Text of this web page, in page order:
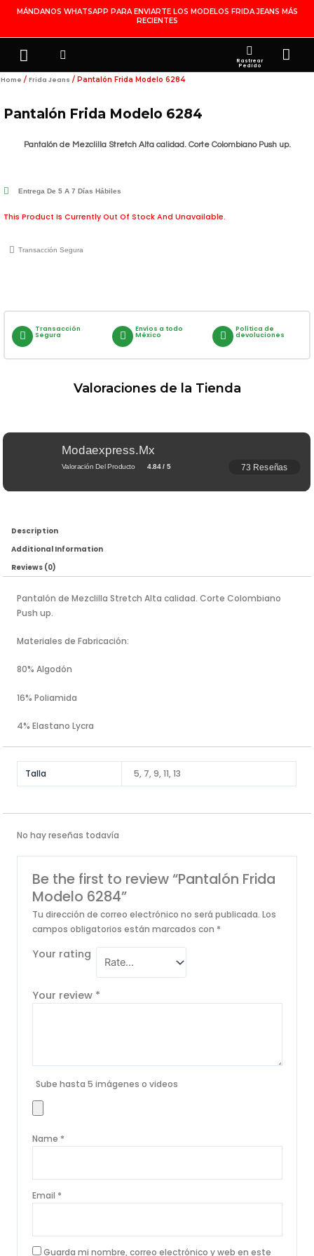
Contenido
MÁNDANOS WHATSAPP PARA ENVIARTE LOS MODELOS FRIDA JEANS MÁS
RECIENTES
MenuSearch Rastrear
Pedido
Home / Frida Jeans / Pantalón Frida Modelo 6284
Pantalón Frida Modelo 6284
Pantalón de Mezclilla Stretch Alta calidad. Corte Colombiano Push up.
Entrega De 5 A 7 Días Hábiles
This Product Is Currently Out Of Stock And Unavailable.
Transacción Segura
Transacción
Segura
Envíos a todo
México
Política de
devoluciones
Description
Additional Information
Reviews (0)
Pantalón de Mezclilla Stretch Alta calidad. Corte Colombiano
Push up.
Materiales de Fabricación:
80% Algodón
16% Poliamida
4% Elastano Lycra
Talla 5, 7, 9, 11, 13
No hay reseñas todavía
Be the first to review “Pantalón Frida
Modelo 6284”
Tu dirección de correo electrónico no será publicada. Los
campos obligatorios están marcados con *
Your rating
Your review *
Sube hasta 5 imágenes o videos
Name *
Email *
Guarda mi nombre, correo electrónico y web en este
Valoraciones de la Tienda
Modaexpress.mx
Valoración Del Producto 4.84 / 5 73 Reseñas